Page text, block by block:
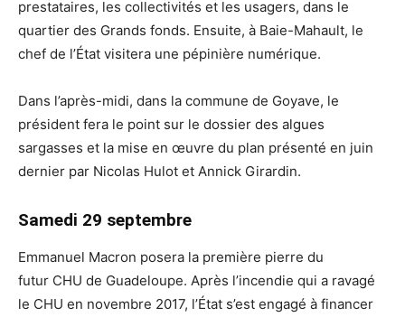
prestataires, les collectivités et les usagers, dans le
quartier des Grands fonds. Ensuite, à Baie-Mahault, le
chef de l’État visitera une pépinière numérique.
Dans l’après-midi, dans la commune de Goyave, le
président fera le point sur le dossier des algues
sargasses et la mise en œuvre du plan présenté en juin
dernier par Nicolas Hulot et Annick Girardin.
Samedi 29 septembre
Emmanuel Macron posera la première pierre du
futur CHU de Guadeloupe. Après l’incendie qui a ravagé
le CHU en novembre 2017, l’État s’est engagé à financer